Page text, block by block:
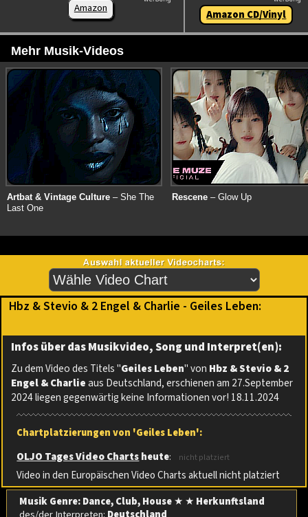
Amazon Amazon CD/Vinyl
Mehr Musik-Videos
Artbat & Vintage Culture – She The
Last One
Rescene – Glow Up
Hbz & Stevio & 2 Engel & Charlie - Geiles Leben:
Infos über das Musikvideo, Song und Interpret(en):
Zu dem Video des Titels "Geiles Leben" von Hbz & Stevio & 2
Engel & Charlieaus Deutschland, erschienen am 27.September
2024 liegen gegenwärtig keine Informationen vor! 18.11.2024
Chartplatzierungen von 'Geiles Leben':
OLJO Tages Video Chartsheute: nicht platziert
Video in den Europäischen Video Charts aktuell nicht platziert
Musik Genre: Dance, Club, House★ ★ Herkunftsland